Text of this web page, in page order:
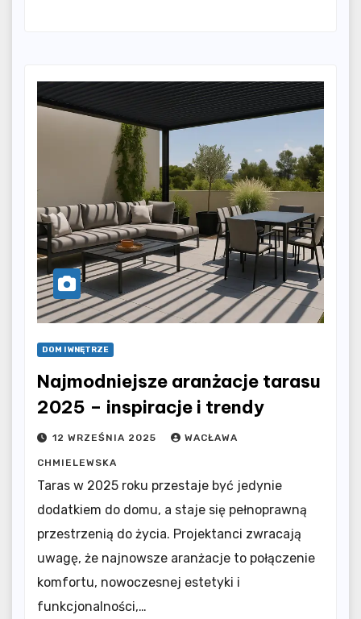
DOM I WNĘTRZE
Najmodniejsze aranżacje tarasu
2025 – inspiracje i trendy
12 WRZEŚNIA 2025 WACŁAWA
CHMIELEWSKA
Taras w 2025 roku przestaje być jedynie
dodatkiem do domu, a staje się pełnoprawną
przestrzenią do życia. Projektanci zwracają
uwagę, że najnowsze aranżacje to połączenie
komfortu, nowoczesnej estetyki i
funkcjonalności,…